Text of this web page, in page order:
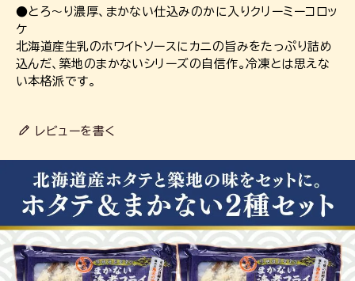
●とろ～り濃厚、まかない仕込みのかに入りクリーミーコロッ
ケ
北海道産生乳のホワイトソースにカニの旨みをたっぷり詰め
込んだ、築地のまかないシリーズの自信作。冷凍とは思えな
い本格派です。
レビューを書く